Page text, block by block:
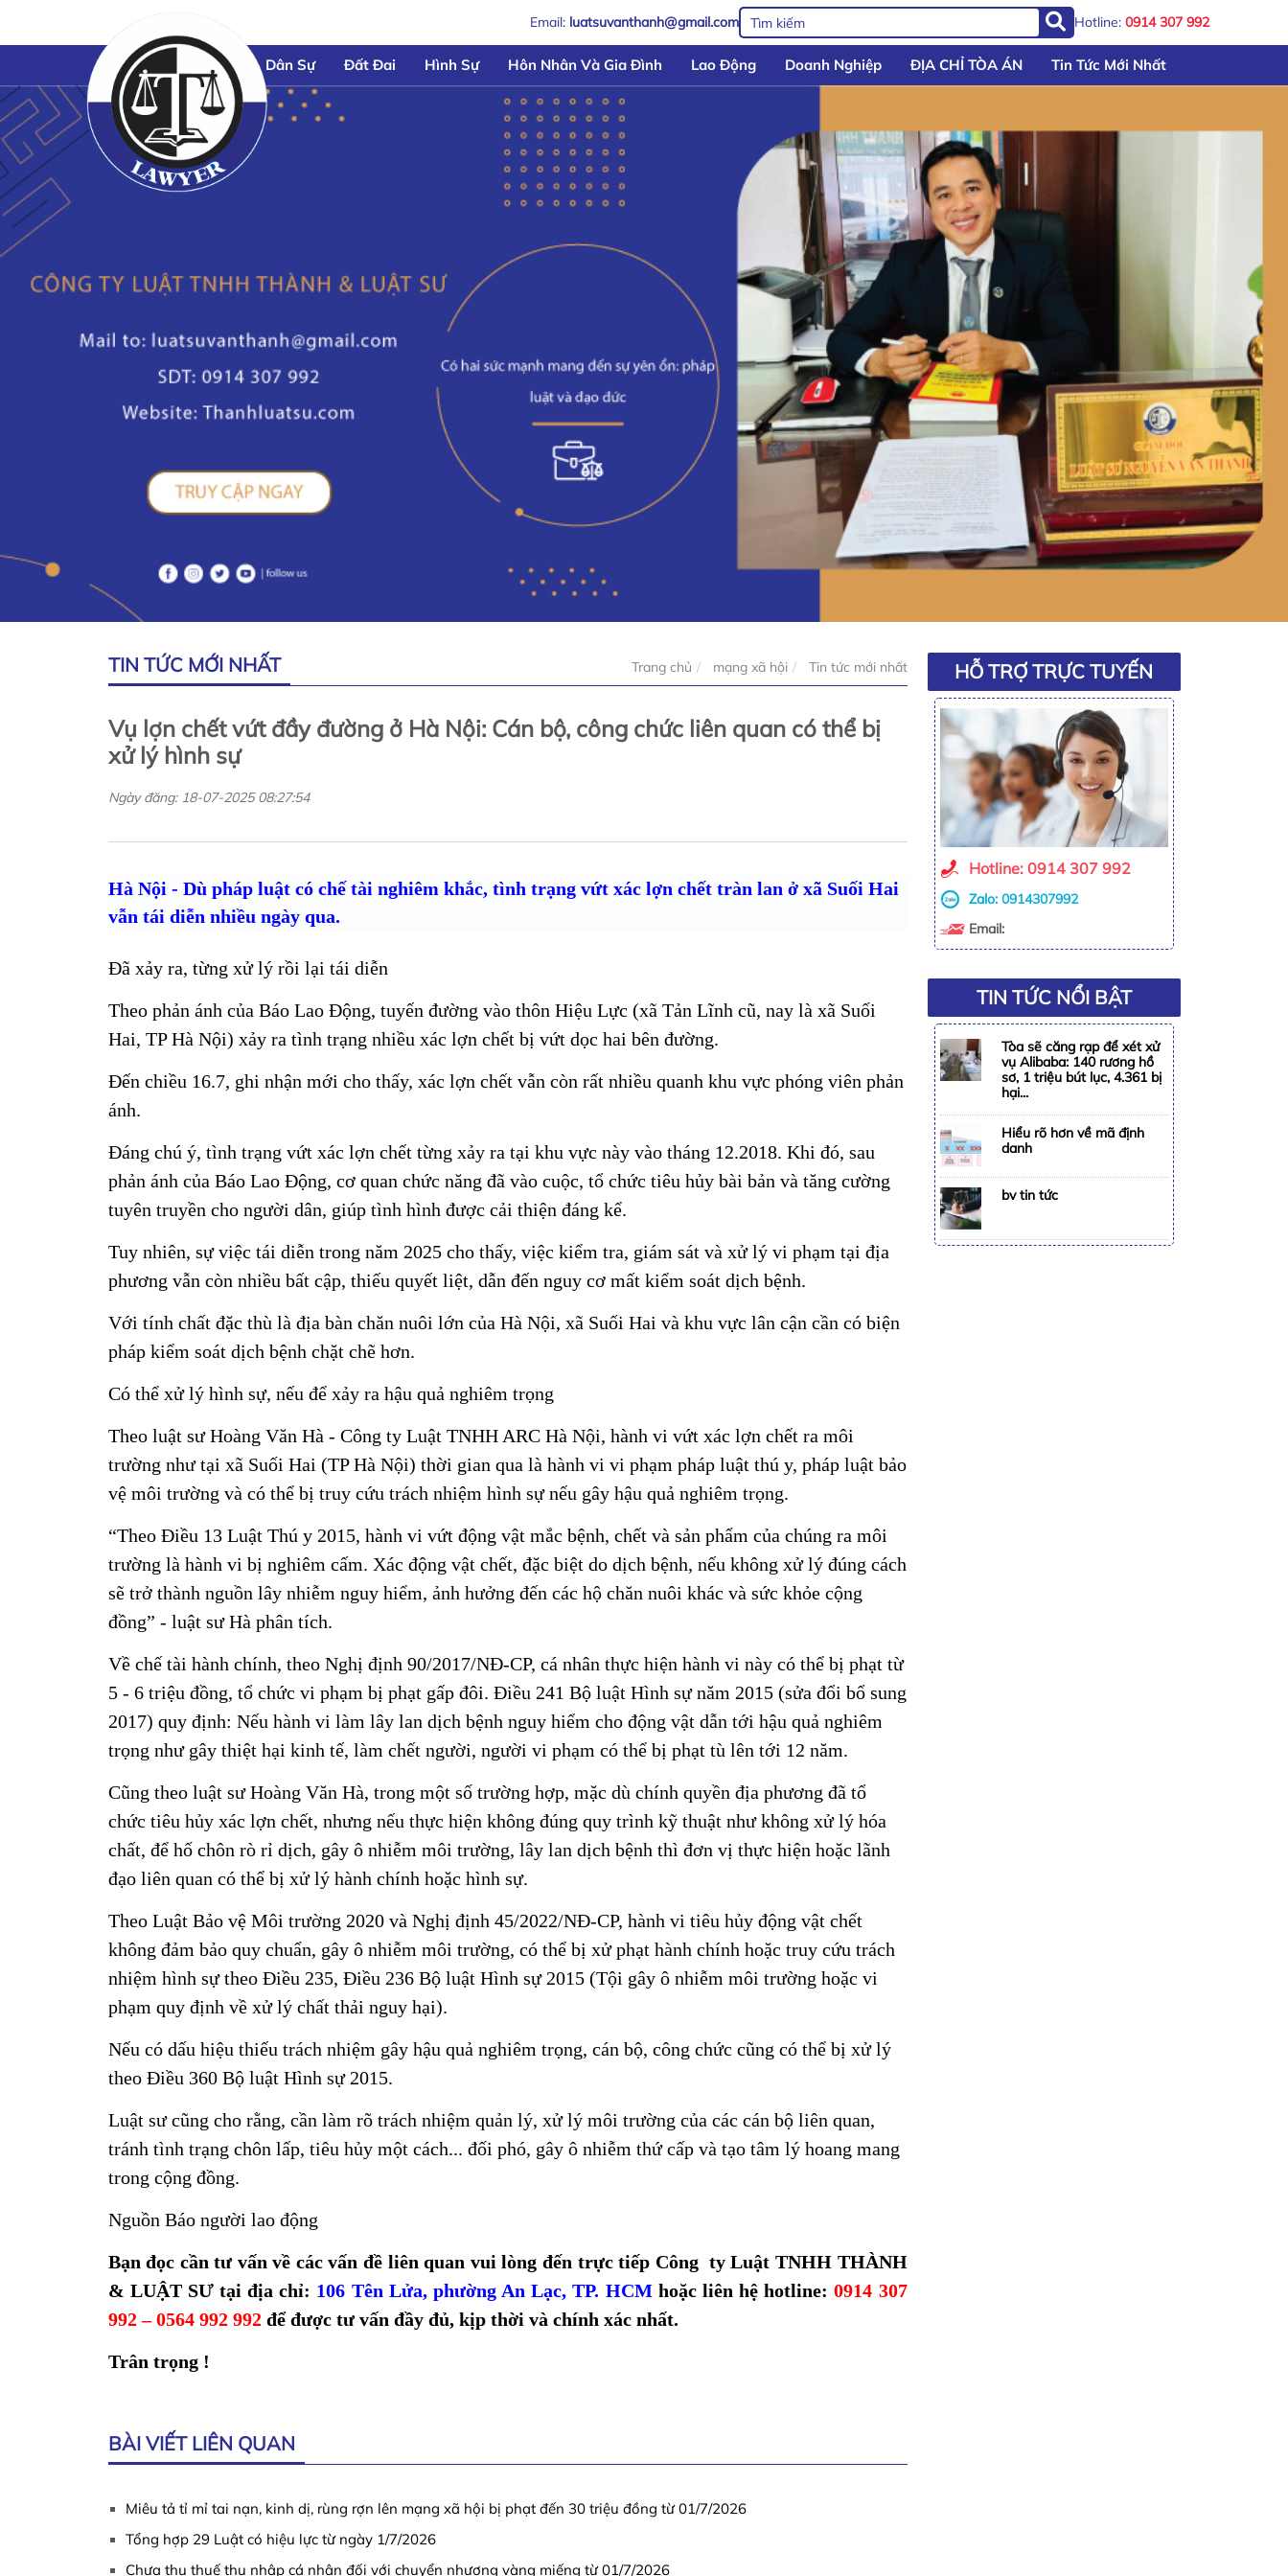
Email: luatsuvanthanh@gmail.com Hotline: 0914 307 992
Dân Sự Đất Đai Hình Sự Hôn Nhân Và Gia Đình Lao Động Doanh Nghiệp ĐỊA CHỈ TÒA ÁN Tin Tức Mới Nhất
TIN TỨC MỚI NHẤT Trang chủ mạng xã hội Tin tức mới nhất
Vụ lợn chết vứt đầy đường ở Hà Nội: Cán bộ, công chức liên quan có thể bị
xử lý hình sự
Ngày đăng: 18-07-2025 08:27:54
Hà Nội - Dù pháp luật có chế tài nghiêm khắc, tình trạng vứt xác lợn chếttràn lan ở xã Suối Hai
vẫn tái diễn nhiều ngày qua.
Đã xảy ra, từng xử lý rồi lại tái diễn
Theo phản ánh của Báo Lao Động, tuyến đường vào thôn Hiệu Lực (xã Tản Lĩnh cũ, nay là xã Suối
Hai, TP Hà Nội) xảy ra tình trạng nhiều xác lợn chết bị vứt dọc hai bên đường.
Đến chiều 16.7, ghi nhận mới cho thấy, xác lợn chết vẫn còn rất nhiều quanh khu vực phóng viên phản
ánh.
Đáng chú ý, tình trạng vứt xác lợn chết từng xảy ra tại khu vực này vào tháng 12.2018. Khi đó, sau
phản ánh của Báo Lao Động, cơ quan chức năng đã vào cuộc, tổ chức tiêu hủy bài bản và tăng cường
tuyên truyền cho người dân, giúp tình hình được cải thiện đáng kể.
Tuy nhiên, sự việc tái diễn trong năm 2025 cho thấy, việc kiểm tra, giám sát và xử lý vi phạm tại địa
phương vẫn còn nhiều bất cập, thiếu quyết liệt, dẫn đến nguy cơ mất kiểm soát dịch bệnh.
Với tính chất đặc thù là địa bàn chăn nuôi lớn của Hà Nội, xã Suối Hai và khu vực lân cận cần có biện
pháp kiểm soát dịch bệnh chặt chẽ hơn.
Có thể xử lý hình sự, nếu để xảy ra hậu quả nghiêm trọng
Theo luật sư Hoàng Văn Hà - Công ty Luật TNHH ARC Hà Nội, hành vi vứt xác lợn chết ra môi
trường như tại xã Suối Hai (TP Hà Nội) thời gian qua là hành vi vi phạm pháp luật thú y, pháp luật bảo
vệ môi trường và có thể bị truy cứu trách nhiệm hình sự nếu gây hậu quả nghiêm trọng.
“Theo Điều 13 Luật Thú y 2015, hành vi vứt động vật mắc bệnh, chết và sản phẩm của chúng ra môi
trường là hành vi bị nghiêm cấm. Xác động vật chết, đặc biệt do dịch bệnh, nếu không xử lý đúng cách
sẽ trở thành nguồn lây nhiễm nguy hiểm, ảnh hưởng đến các hộ chăn nuôi khác và sức khỏe cộng
đồng” - luật sư Hà phân tích.
Về chế tài hành chính, theo Nghị định 90/2017/NĐ-CP, cá nhân thực hiện hành vi này có thể bị phạt từ
5 - 6 triệu đồng, tổ chức vi phạm bị phạt gấp đôi. Điều 241 Bộ luật Hình sự năm 2015 (sửa đổi bổ sung
2017) quy định: Nếu hành vi làm lây lan dịch bệnh nguy hiểm cho động vật dẫn tới hậu quả nghiêm
trọng như gây thiệt hại kinh tế, làm chết người, người vi phạm có thể bị phạt tù lên tới 12 năm.
Cũng theo luật sư Hoàng Văn Hà, trong một số trường hợp, mặc dù chính quyền địa phương đã tổ
chức tiêu hủy xác lợn chết, nhưng nếu thực hiện không đúng quy trình kỹ thuật như không xử lý hóa
chất, để hố chôn rò rỉ dịch, gây ô nhiễm môi trường, lây lan dịch bệnh thì đơn vị thực hiện hoặc lãnh
đạo liên quan có thể bị xử lý hành chính hoặc hình sự.
Theo Luật Bảo vệ Môi trường 2020 và Nghị định 45/2022/NĐ-CP, hành vi tiêu hủy động vật chết
không đảm bảo quy chuẩn, gây ô nhiễm môi trường, có thể bị xử phạt hành chính hoặc truy cứu trách
nhiệm hình sự theo Điều 235, Điều 236 Bộ luật Hình sự 2015 (Tội gây ô nhiễm môi trường hoặc vi
phạm quy định về xử lý chất thải nguy hại).
Nếu có dấu hiệu thiếu trách nhiệm gây hậu quả nghiêm trọng, cán bộ, công chức cũng có thể bị xử lý
theo Điều 360 Bộ luật Hình sự 2015.
Luật sư cũng cho rằng, cần làm rõ trách nhiệm quản lý, xử lý môi trường của các cán bộ liên quan,
tránh tình trạng chôn lấp, tiêu hủy một cách... đối phó, gây ô nhiễm thứ cấp và tạo tâm lý hoang mang
trong cộng đồng.
Nguồn Báo người lao động
Bạn đọc cần tư vấn về các vấn đề liên quan vui lòng đến trực tiếp Công ty Luật TNHH THÀNH
& LUẬT SƯ tại địa chỉ: 106 Tên Lửa, phường An Lạc, TP. HCMhoặc liên hệ hotline:0914 307
992 – 0564 992 992để được tư vấn đầy đủ, kịp thời và chính xác nhất.
Trân trọng !
BÀI VIẾT LIÊN QUAN
Miêu tả tỉ mỉ tai nạn, kinh dị, rùng rợn lên mạng xã hội bị phạt đến 30 triệu đồng từ 01/7/2026
Tổng hợp 29 Luật có hiệu lực từ ngày 1/7/2026
Chưa thu thuế thu nhập cá nhân đối với chuyển nhượng vàng miếng từ 01/7/2026
HỖ TRỢ TRỰC TUYẾN
Hotline: 0914 307 992
Zalo: 0914307992
Email:
TIN TỨC NỔI BẬT
Tòa sẽ căng rạp để xét xử
vụ Alibaba: 140 rương hồ
sơ, 1 triệu bút lục, 4.361 bị
hại...
Hiểu rõ hơn về mã định
danh
bv tin tức